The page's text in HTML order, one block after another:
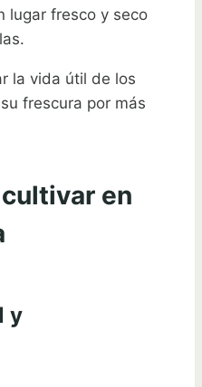
lugar fresco y seco
la vida útil de los
frescura por más
en
y